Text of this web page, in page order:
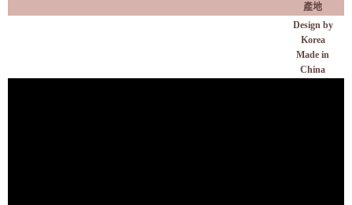
產地
Design by
Korea
Made in
China